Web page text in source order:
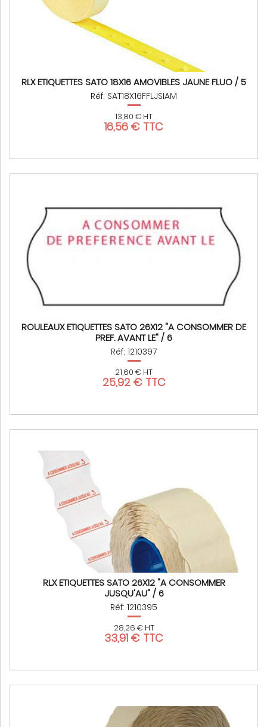
RLX ETIQUETTES SATO 18X16 AMOVIBLES JAUNE FLUO / 5
Réf: SAT18X16FFLJSIAM
13,80 € HT
16,56 € TTC
ROULEAUX ETIQUETTES SATO 26X12 "A CONSOMMER DE
PREF. AVANT LE" / 6
Réf: 1210397
21,60 € HT
25,92 € TTC
RLX ETIQUETTES SATO 26X12 "A CONSOMMER
JUSQU'AU" / 6
Réf: 1210395
28,26 € HT
33,91 € TTC